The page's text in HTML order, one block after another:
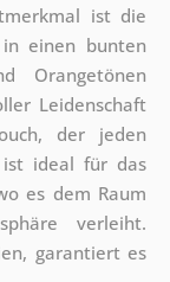
ist die
einen bunten
Orangetönen
Leidenschaft
der jeden
ist ideal für das
es dem Raum
verleiht.
garantiert es